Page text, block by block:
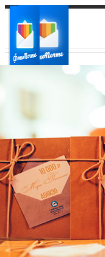
Ваш регион доставки
Выберите из списка: